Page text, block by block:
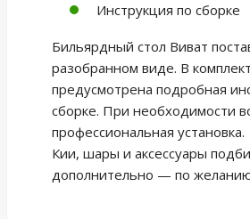
Инструкция по сборке
Бильярдный стол Виват
разобранном виде. В
предусмотрена подробная
сборке. При необходимости
профессиональная установка.
Кии, шары и аксессуары
дополнительно — по